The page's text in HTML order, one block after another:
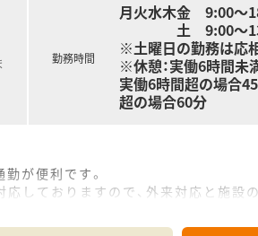
勤務時間
月火水木金 9:00～
土 9:00～
※土曜日の勤務は応
※休憩：実働6時間未
実働6時間超の場合
超の場合60分
が便利です。
しておりますので、外来対応と施設